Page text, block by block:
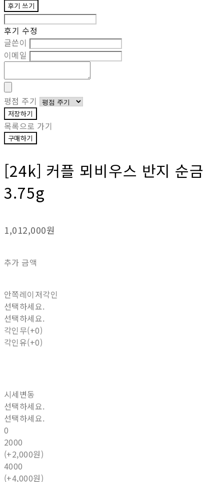
후기 쓰기
후기 수정
글쓴이
이메일
평점 주기
저장하기
목록으로 가기
구매하기
[24k] 커플 뫼비우스 반지 순금
3.75g
1,012,000원
추가 금액
안쪽레이저각인
선택하세요.
선택하세요.
각인무(+0)
각인유(+0)
시세변동
선택하세요.
선택하세요.
0
2000
(+2,000원)
4000
(+4,000원)